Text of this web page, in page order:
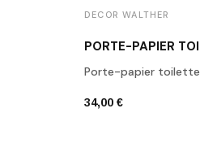
DECOR WALTHER
Porte-papier toilette
34,00 €